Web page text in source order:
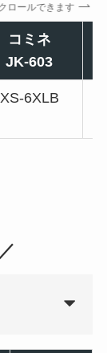
ロールできます
コミネ
JK-603
XS-6XLB